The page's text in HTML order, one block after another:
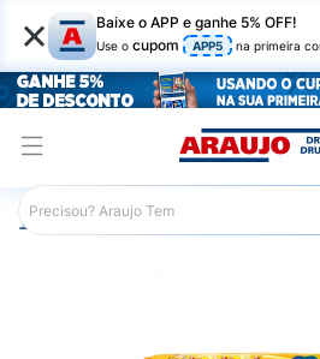
× Baixe o APP e ganhe 5% OFF!
Use o cupom APP5 na primeira
Araujo Mercado